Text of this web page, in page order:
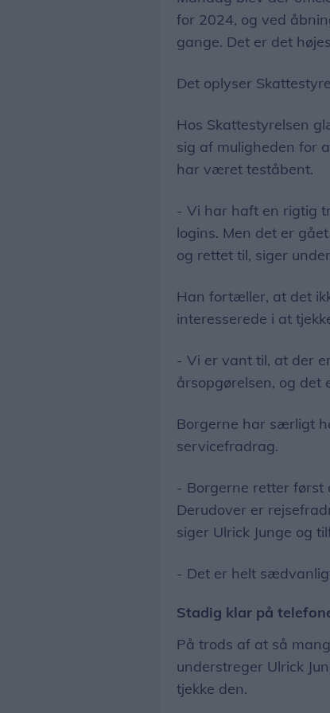
for 2024, og ved
gange. Det er det
Det oplyser
Hos Skattestyrelsen
sig af muligheden for
har været teståbent.
- Vi har haft en rigtig
logins. Men det er
og rettet til, siger
Han fortæller, at det
interesserede i at
- Vi er vant til, at der
årsopgørelsen, og det
Borgerne har særligt
servicefradrag.
- Borgerne retter først
Derudover er
siger Ulrick Junge og
- Det er helt
Stadig klar på
På trods af at så
understreger Ulrick
tjekke den.